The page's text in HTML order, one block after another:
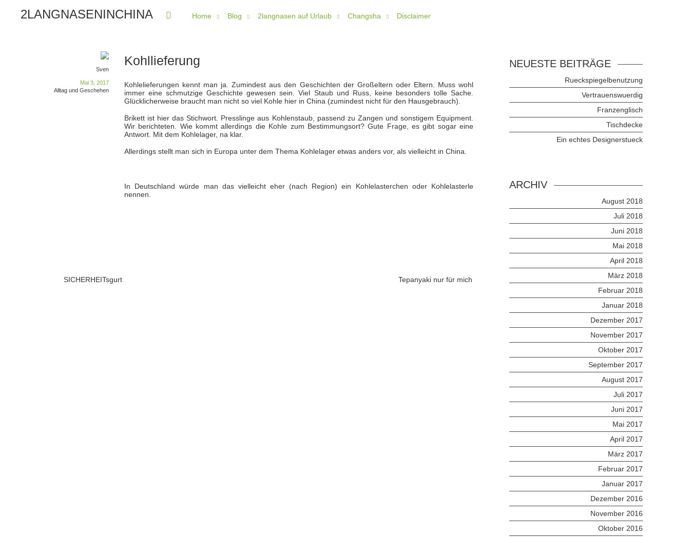
2LANGNASENINCHINA Home Blog 2langnasen auf Urlaub Changsha Disclaimer
Kohllieferung
Sven
Mai 3, 2017
Alltag und Geschehen
Kohlelieferungen kennt man ja. Zumindest aus den Geschichten der Großeltern oder Eltern. Muss wohl
immer eine schmutzige Geschichte gewesen sein. Viel Staub und Russ, keine besonders tolle Sache.
Glücklicherweise braucht man nicht so viel Kohle hier in China (zumindest nicht für den Hausgebrauch).
Brikett ist hier das Stichwort. Presslinge aus Kohlenstaub, passend zu Zangen und sonstigem Equipment.
Wir berichteten. Wie kommt allerdings die Kohle zum Bestimmungsort? Gute Frage, es gibt sogar eine
Antwort. Mit dem Kohlelager, na klar.
Allerdings stellt man sich in Europa unter dem Thema Kohlelager etwas anders vor, als vielleicht in China.
In Deutschland würde man das vielleicht eher (nach Region) ein Kohlelasterchen oder Kohlelasterle
nennen.
SICHERHEITsgurt Tepanyaki nur für mich
NEUESTE BEITRÄGE
Rueckspiegelbenutzung
Vertrauenswuerdig
Franzenglisch
Tischdecke
Ein echtes Designerstueck
ARCHIV
August 2018
Juli 2018
Juni 2018
Mai 2018
April 2018
März 2018
Februar 2018
Januar 2018
Dezember 2017
November 2017
Oktober 2017
September 2017
August 2017
Juli 2017
Juni 2017
Mai 2017
April 2017
März 2017
Februar 2017
Januar 2017
Dezember 2016
November 2016
Oktober 2016